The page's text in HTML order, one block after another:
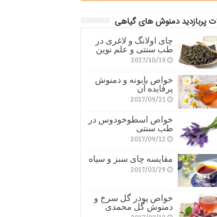
پربازدید دمنوش های گیاهی
چای اولانگ و لاغری در
طب سنتی و علم نوین
2017/10/19
خواص بابونه و دمنوش
پرفایده آن
2017/09/21
خواص اسطوخودوس در
طب سنتی
2017/09/12
مقایسه چای سبز و سیاه
2017/03/29
خواص پودر گل سرخ و
دمنوش گل محمدی